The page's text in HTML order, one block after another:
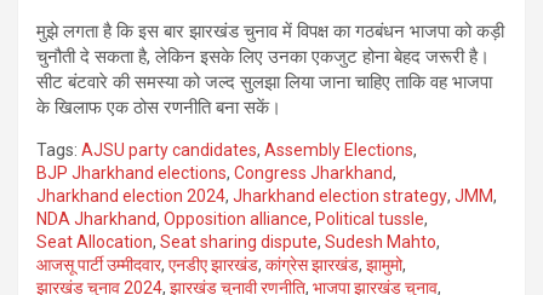
मुझे लगता है कि इस बार झारखंड चुनाव में विपक्ष का गठबंधन भाजपा को कड़ी
चुनौती दे सकता है, लेकिन इसके लिए उनका एकजुट होना बेहद जरूरी है।
सीट बंटवारे की समस्या को जल्द सुलझा लिया जाना चाहिए ताकि वह भाजपा
के खिलाफ एक ठोस रणनीति बना सकें।
Tags: AJSU party candidates, Assembly Elections,
BJP Jharkhand elections, Congress Jharkhand,
Jharkhand election 2024, Jharkhand election strategy, JMM,
NDA Jharkhand, Opposition alliance, Political tussle,
Seat Allocation, Seat sharing dispute, Sudesh Mahto,
आजसू पार्टी उम्मीदवार, एनडीए झारखंड, कांग्रेस झारखंड, झामुमो,
झारखंड चुनाव 2024, झारखंड चुनावी रणनीति, भाजपा झारखंड चुनाव,